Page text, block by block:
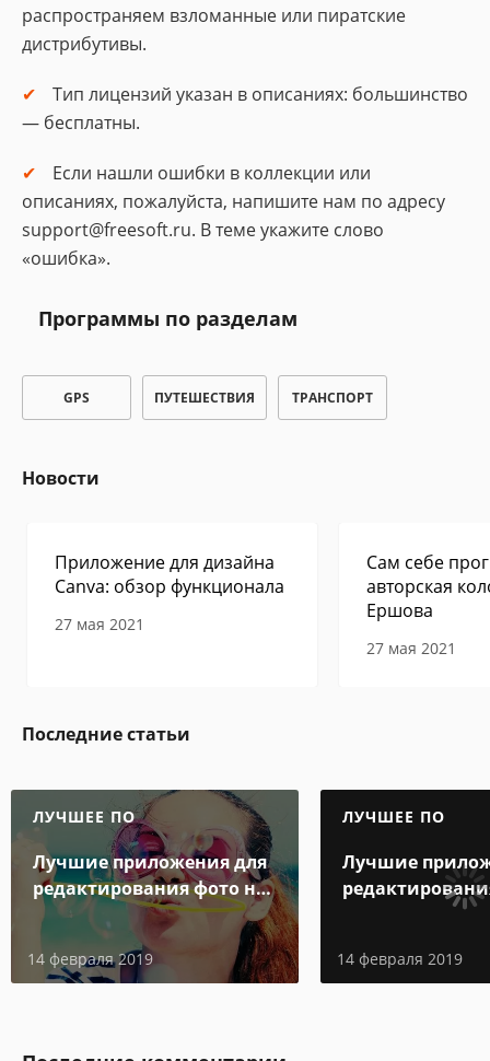
распространяем взломанные или пиратские
дистрибутивы.
Тип лицензий указан в описаниях: большинство
— бесплатны.
Если нашли ошибки в коллекции или
описаниях, пожалуйста, напишите нам по адресу
support@freesoft.ru. В теме укажите слово
«ошибка».
Программы по разделам
GPS ПУТЕШЕСТВИЯ ТРАНСПОРТ
Новости
Приложение для дизайна
Canva: обзор функционала
27 мая 2021
Сам себе
авторская
Ершова
27 мая 2021
Последние статьи
ЛУЧШЕЕ ПО
Лучшие приложения для
редактирования фото на
Windows
14 февраля 2019
ЛУЧШЕЕ ПО
Лучшие
14 февраля 2019